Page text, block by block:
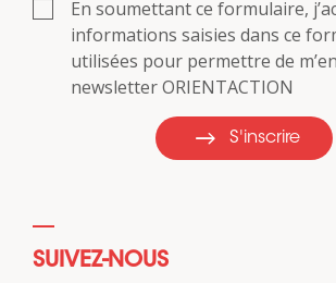
En soumettant ce formulaire,
informations saisies dans ce
utilisées pour permettre de
newsletter ORIENTACTION
S'inscrire
SUIVEZ-NOUS